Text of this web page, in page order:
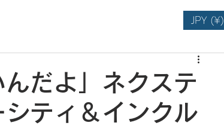
JPY (¥)
んだよ」ネクステ
ティ＆インクル